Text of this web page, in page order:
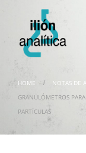
HOME
NOTAS DE
GRANULÓMETROS
PARTÍCULAS